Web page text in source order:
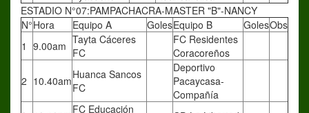
ESTADIO N°07:PAMPACHACRA-MASTER "B"-NANCY
N°Hora Equipo A GolesEquipo B GolesObs
1 9.00am Tayta Cáceres
FC
FC Residentes
Coracoreños
2 10.40amHuanca Sancos
FC
Deportivo
Pacaycasa-
Compañía
FC Educación